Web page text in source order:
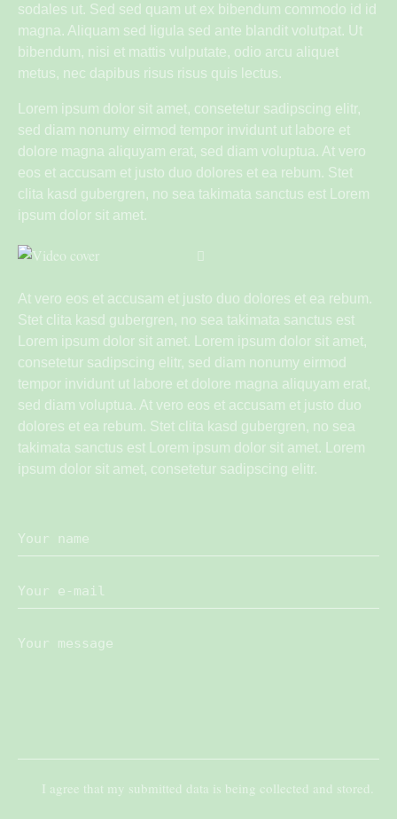
sodales ut. Sed sed quam ut ex bibendum commodo id id
magna. Aliquam sed ligula sed ante blandit volutpat. Ut
bibendum, nisi et mattis vulputate, odio arcu aliquet
metus, nec dapibus risus risus quis lectus.
Lorem ipsum dolor sit amet, consetetur sadipscing elitr,
sed diam nonumy eirmod tempor invidunt ut labore et
dolore magna aliquyam erat, sed diam voluptua. At vero
eos et accusam et justo duo dolores et ea rebum. Stet
clita kasd gubergren, no sea takimata sanctus est Lorem
ipsum dolor sit amet.
At vero eos et accusam et justo duo dolores et ea rebum.
Stet clita kasd gubergren, no sea takimata sanctus est
Lorem ipsum dolor sit amet. Lorem ipsum dolor sit amet,
consetetur sadipscing elitr, sed diam nonumy eirmod
tempor invidunt ut labore et dolore magna aliquyam erat,
sed diam voluptua. At vero eos et accusam et justo duo
dolores et ea rebum. Stet clita kasd gubergren, no sea
takimata sanctus est Lorem ipsum dolor sit amet. Lorem
ipsum dolor sit amet, consetetur sadipscing elitr.
I agree that my submitted data is being collected and stored.